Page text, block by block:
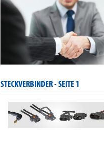
STECKVERBINDER -SEITE 1